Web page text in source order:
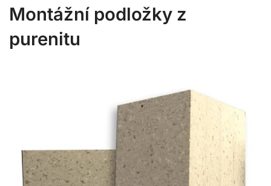
Montážní podložky z
purenitu